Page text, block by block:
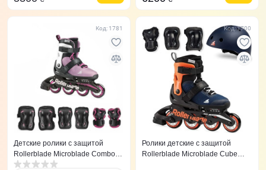
Код: 1781
Детские ролики с защитой
Rollerblade Microblade Combo
Rosa Blanco 36,5-40,5
Код: 1700
Ролики детские с защитой
Rollerblade Microblade Сube